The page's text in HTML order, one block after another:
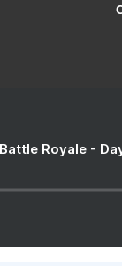
Royale -